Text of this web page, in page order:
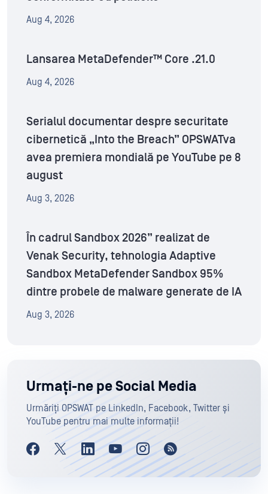
Aug 4, 2026
Lansarea MetaDefender™ Core .21.0
Aug 4, 2026
Serialul documentar despre securitate
cibernetică „Into the Breach” OPSWATva
avea premiera mondială pe YouTube pe 8
august
Aug 3, 2026
În cadrul Sandbox 2026” realizat de
Venak Security, tehnologia Adaptive
Sandbox MetaDefender Sandbox 95%
dintre probele de malware generate de IA
Aug 3, 2026
Urmați-ne pe Social Media
Urmăriți OPSWAT pe LinkedIn, Facebook, Twitter și
YouTube pentru mai multe informații!